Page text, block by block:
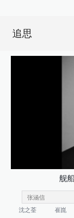
追思
舰
沈之荃 崔崑